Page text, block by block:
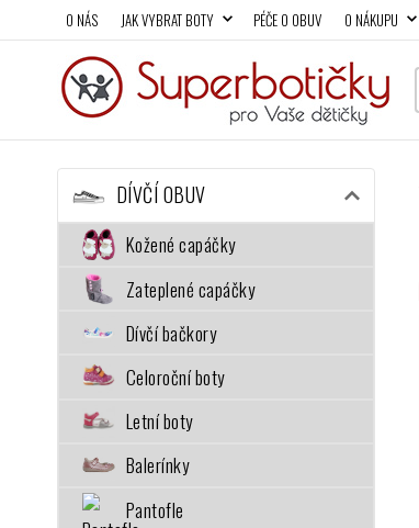
O NÁS JAK VYBRAT BOTY PÉČE O OBUV O NÁKUPU
DÍVČÍ OBUV
Kožené capáčky
Zateplené capáčky
Dívčí bačkory
Celoroční boty
Letní boty
Balerínky
Pantofle